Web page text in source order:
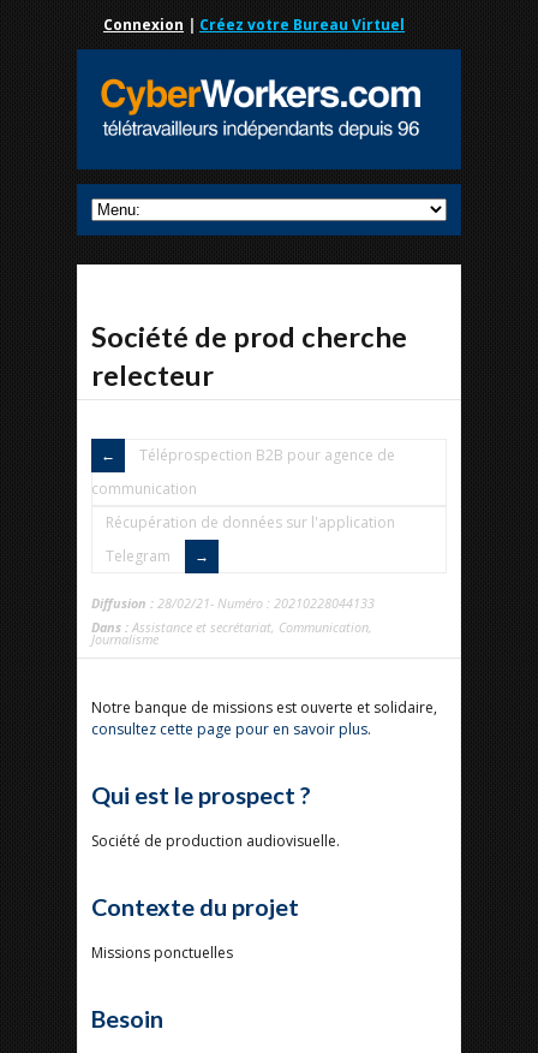
Connexion | Créez votre Bureau Virtuel
Société de prod cherche
relecteur
Téléprospection B2B pour agence de
communication
Récupération de données sur l'application
Telegram
Diffusion : 28/02/21- Numéro : 20210228044133
Dans : Assistance et secrétariat, Communication,
Journalisme
Notre banque de missions est ouverte et solidaire,
consultez cette page pour en savoir plus.
Qui est le prospect ?
Société de production audiovisuelle.
Contexte du projet
Missions ponctuelles
Besoin